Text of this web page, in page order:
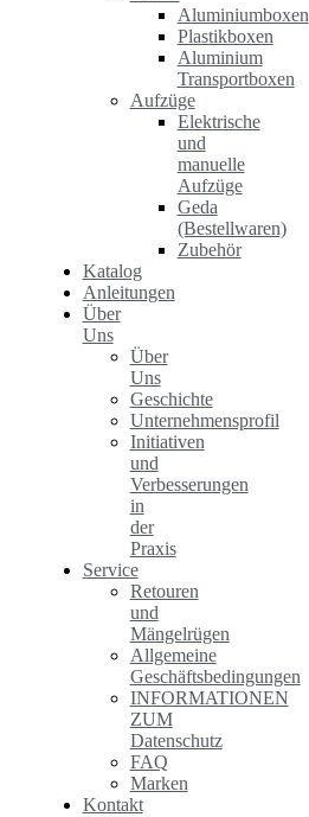
Aluminiumboxen
Plastikboxen
Aluminium
Transportboxen
Aufzüge
Elektrische
und
manuelle
Aufzüge
Geda
(Bestellwaren)
Zubehör
Katalog
Anleitungen
Über
Uns
Über
Uns
Geschichte
Unternehmensprofil
Initiativen
und
Verbesserungen
in
der
Praxis
Service
Retouren
und
Mängelrügen
Allgemeine
Geschäftsbedingungen
INFORMATIONEN
ZUM
Datenschutz
FAQ
Marken
Kontakt